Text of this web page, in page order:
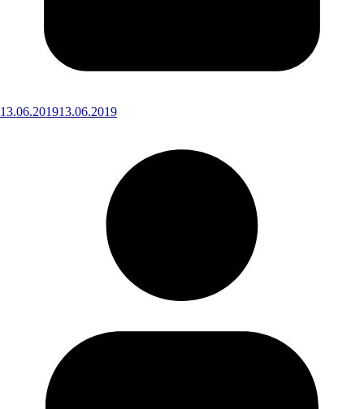
13.06.201913.06.2019